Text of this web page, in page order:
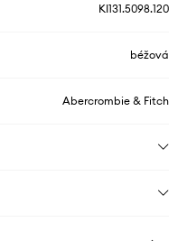
KI131.5098.120
béžová
Abercrombie & Fitch